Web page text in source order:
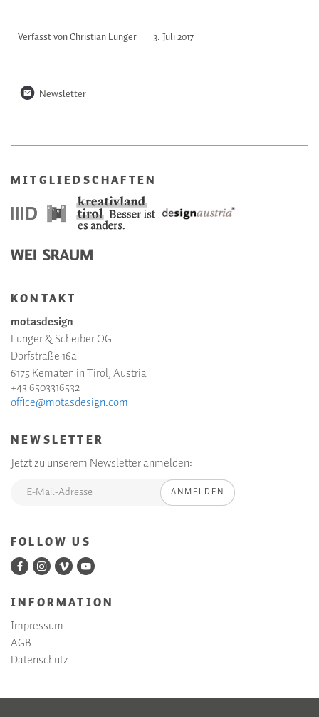
Verfasst von Christian Lunger 3. Juli2017
n Newsletter
MITGLIEDSCHAFTEN
KONTAKT
motasdesign
Lunger & Scheiber OG
Dorfstraße 16a
6175 Kematen in Tirol, Austria
+43 6503316532
office@motasdesign.com
NEWSLETTER
Jetzt zu unserem Newsletter anmelden:
ANMELDEN
FOLLOW US
INFORMATION
Impressum
AGB
Datenschutz